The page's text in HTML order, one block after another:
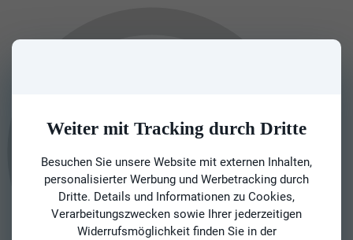
Weiter mit Tracking durch Dritte
Besuchen Sie unsere Website mit externen Inhalten,
personalisierter Werbung und Werbetracking durch
Dritte. Details und Informationen zu Cookies,
Verarbeitungszwecken sowie Ihrer jederzeitigen
Widerrufsmöglichkeit finden Sie in der